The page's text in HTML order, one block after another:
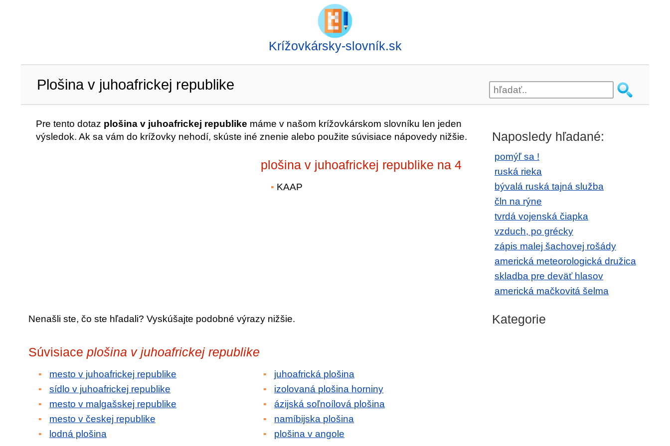
Krížovkársky-slovník.sk
Plošina v juhoafrickej republike
Pre tento dotaz plošina v juhoafrickej republike máme v našom krížovkárskom slovníku len jeden
výsledok. Ak sa vám do krížovky nehodí, skúste iné znenie alebo použite súvisiace nápovedy nižšie.
plošina v juhoafrickej republike na 4
KAAP
Nenašli ste, čo ste hľadali? Vyskúšajte podobné výrazy nižšie.
Súvisiace plošina v juhoafrickej republike
mesto v juhoafrickej republike
sídlo v juhoafrickej republike
mesto v malgašskej republike
mesto v českej republike
lodná plošina
juhoafrická plošina
izolovaná plošina horniny
ázijská soľnoílová plošina
namíbijska plošina
plošina v angole
Naposledy hľadané:
pomýľ sa !
ruská rieka
bývalá ruská tajná služba
čln na rýne
tvrdá vojenská čiapka
vzduch, po grécky
zápis malej šachovej rošády
americká meteorologická družica
skladba pre deväť hlasov
americká mačkovitá šelma
Kategorie